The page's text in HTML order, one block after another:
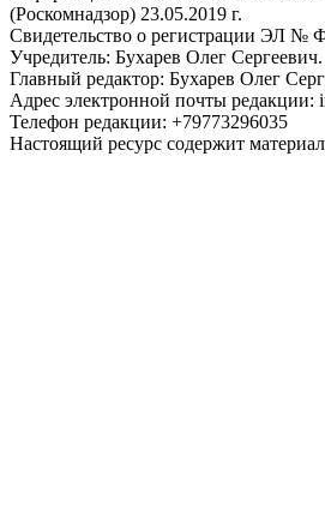
(Роскомнадзор) 23.05.2019 г.
Свидетельство о регистрации ЭЛ №
Учредитель: Бухарев Олег Сергеевич.
Главный редактор: Бухарев Олег
Адрес электронной почты редакции:
Телефон редакции: +79773296035
Настоящий ресурс содержит